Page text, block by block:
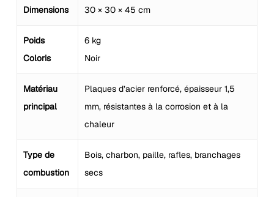
Dimensions 30 × 30 × 45 cm
Poids
Coloris
6 kg
Noir
Matériau
principal
Plaques d’acier renforcé, épaisseur 1,5
mm, résistantes à la corrosion et à la
chaleur
Type de
combustion
Bois, charbon, paille, rafles, branchages
secs